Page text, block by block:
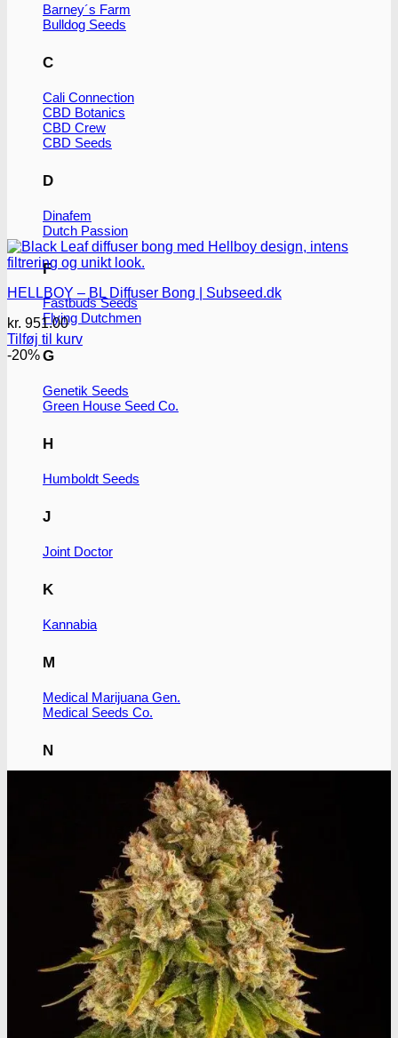
Barney´s Farm
Bulldog Seeds
C
Cali Connection
CBD Botanics
CBD Crew
CBD Seeds
D
Dinafem
Dutch Passion
F
Fastbuds Seeds
Flying Dutchmen
G
Genetik Seeds
Green House Seed Co.
H
Humboldt Seeds
J
Joint Doctor
K
Kannabia
M
Medical Marijuana Gen.
Medical Seeds Co.
N
Ripper Seeds
Royal Queen Seeds
Subseed's
Sensi Seeds
Serious Seeds
Sumo Seeds
Super Strains
Seedsman Co.
HELLBOY – BL Diffuser Bong | Subseed.dk
kr. 951.00
Tilføj til kurv
-20%